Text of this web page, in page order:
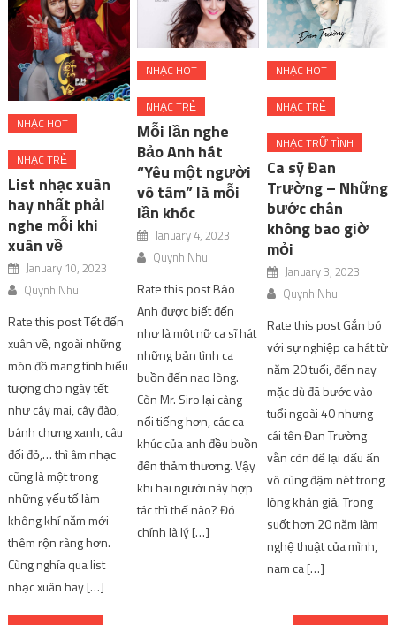
NHẠC HOT
NHẠC TRẺ
List nhạc xuân
hay nhất phải
nghe mỗi khi
xuân về
January 10, 2023
Quynh Nhu
Rate this post Tết đến
xuân về, ngoài những
món đồ mang tính biểu
tượng cho ngày tết
như cây mai, cây đào,
bánh chưng xanh, câu
đối đỏ,… thì âm nhạc
cũng là một trong
những yếu tố làm
không khí năm mới
thêm rộn ràng hơn.
Cùng nghía qua list
nhạc xuân hay […]
NHẠC HOT
NHẠC TRẺ
Mỗi lần nghe
Bảo Anh hát
“Yêu một người
vô tâm” là mỗi
lần khóc
January 4, 2023
Quynh Nhu
Rate this post Bảo
Anh được biết đến
như là một nữ ca sĩ hát
những bản tình ca
buồn đến nao lòng.
Còn Mr. Siro lại càng
nổi tiếng hơn, các ca
khúc của anh đều buồn
đến thảm thương. Vậy
khi hai người này hợp
tác thì thế nào? Đó
chính là lý […]
NHẠC HOT
NHẠC TRẺ
NHẠC TRỮ TÌNH
Ca sỹ Đan
Trường – Những
bước chân
không bao giờ
mỏi
January 3, 2023
Quynh Nhu
Rate this post Gắn bó
với sự nghiệp ca hát từ
năm 20 tuổi, đến nay
mặc dù đã bước vào
tuổi ngoài 40 nhưng
cái tên Đan Trường
vẫn còn để lại dấu ấn
vô cùng đậm nét trong
lòng khán giả. Trong
suốt hơn 20 năm làm
nghệ thuật của mình,
nam ca […]